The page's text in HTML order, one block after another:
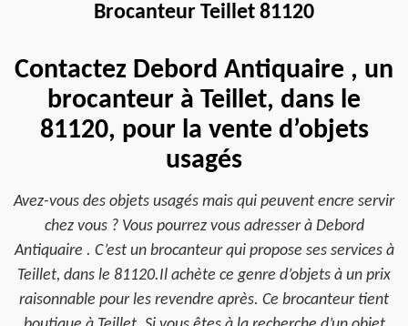
Brocanteur Teillet 81120
Contactez Debord Antiquaire , un
brocanteur à Teillet, dans le
81120, pour la vente d’objets
usagés
Avez-vous des objets usagés mais qui peuvent encre servir
chez vous ? Vous pourrez vous adresser à Debord
Antiquaire . C’est un brocanteur qui propose ses services à
Teillet, dans le 81120.Il achète ce genre d’objets à un prix
raisonnable pour les revendre après. Ce brocanteur tient